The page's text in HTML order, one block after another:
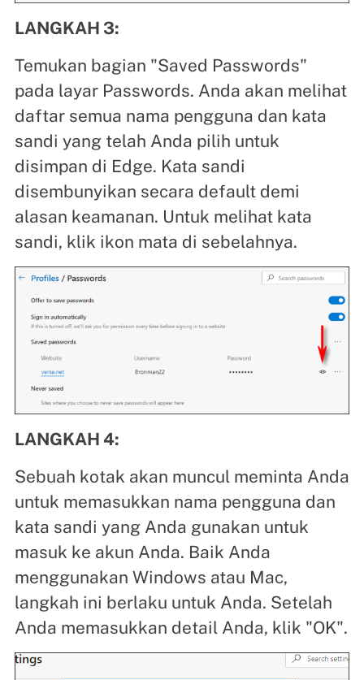
LANGKAH 3:
Temukan bagian "Saved Passwords"
pada layar Passwords. Anda akan melihat
daftar semua nama pengguna dan kata
sandi yang telah Anda pilih untuk
disimpan di Edge. Kata sandi
disembunyikan secara default demi
alasan keamanan. Untuk melihat kata
sandi, klik ikon mata di sebelahnya.
LANGKAH 4:
Sebuah kotak akan muncul meminta Anda
untuk memasukkan nama pengguna dan
kata sandi yang Anda gunakan untuk
masuk ke akun Anda. Baik Anda
menggunakan Windows atau Mac,
langkah ini berlaku untuk Anda. Setelah
Anda memasukkan detail Anda, klik "OK".